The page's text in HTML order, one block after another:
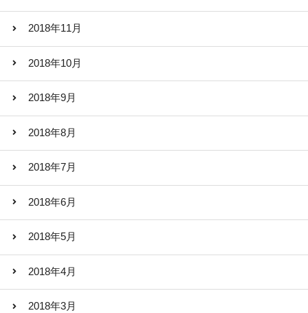
2018年11月
2018年10月
2018年9月
2018年8月
2018年7月
2018年6月
2018年5月
2018年4月
2018年3月